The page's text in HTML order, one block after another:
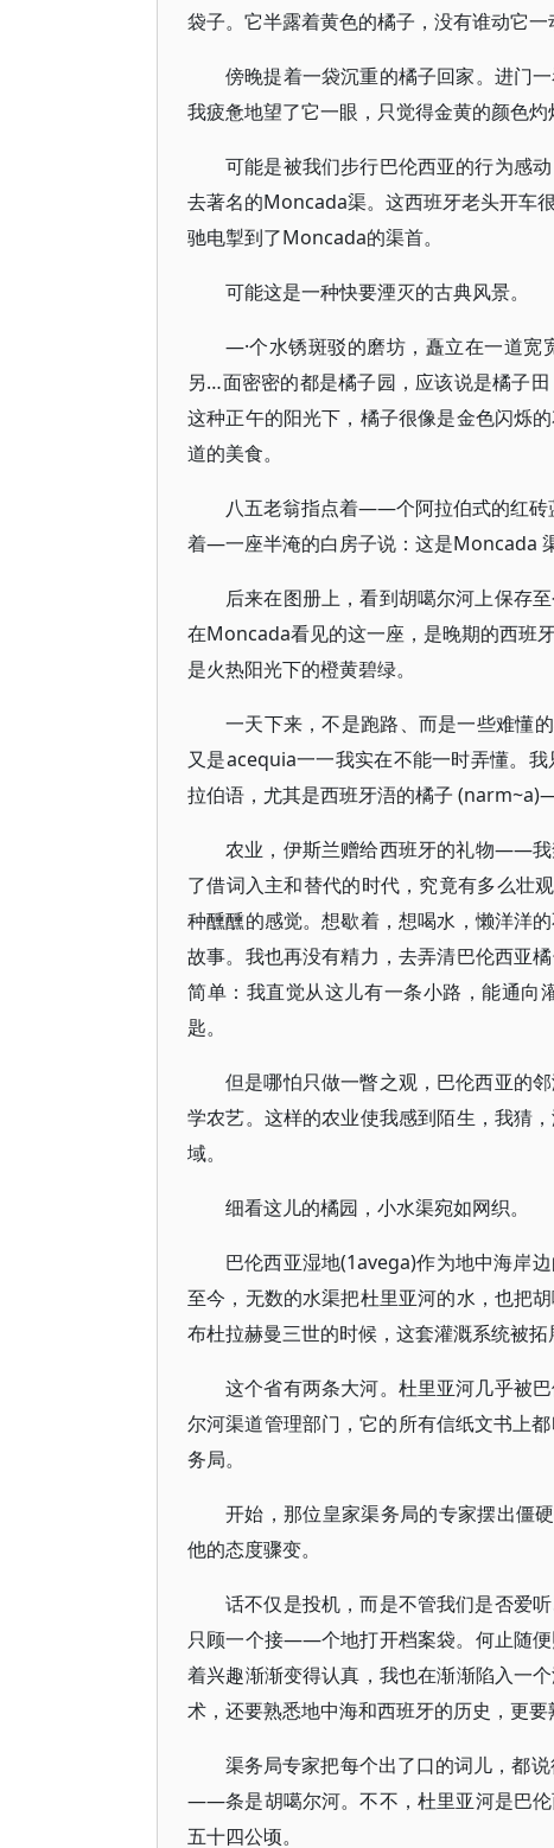
袋子。它半露着黄色的橘子，没有谁动它一
傍晚提着一袋沉重的橘子回家。进门
我疲惫地望了它一眼，只觉得金黄的颜色
可能是被我们步行巴伦西亚的行为感
去著名的Moncada渠。这西班牙老头开车
驰电掣到了Moncada的渠首。
可能这是一种快要湮灭的古典风景。
—·个水锈斑驳的磨坊，矗立在一道宽
另…面密密的都是橘子园，应该说是橘子
这种正午的阳光下，橘子很像是金色闪烁
道的美食。
八五老翁指点着——个阿拉伯式的红砖
着—一座半淹的白房子说：这是Moncada
后来在图册上，看到胡噶尔河上保存
在Moncada看见的这一座，是晚期的西班
是火热阳光下的橙黄碧绿。
一天下来，不是跑路、而是一些难懂
又是acequia一一我实在不能一时弄懂。
拉伯语，尤其是西班牙浯的橘子
农业，伊斯兰赠给西班牙的礼物——我
了借词入主和替代的时代，究竟有多么壮
种醺醺的感觉。想歇着，想喝水，懒洋洋
故事。我也再没有精力，去弄清巴伦西亚
简单：我直觉从这儿有一条小路，能通向
匙。
但是哪怕只做一瞥之观，巴伦西亚的
学农艺。这样的农业使我感到陌生，我猜
域。
细看这儿的橘园，小水渠宛如网织。
巴伦西亚湿地(1avega)作为地中海岸
至今，无数的水渠把杜里亚河的水，也把
布杜拉赫曼三世的时候，这套灌溉系统被拓
这个省有两条大河。杜里亚河几乎被
尔河渠道管理部门，它的所有信纸文书上
务局。
开始，那位皇家渠务局的专家摆出僵
他的态度骤变。
话不仅是投机，而是不管我们是否爱
只顾一个接——个地打开档案袋。何止随
着兴趣渐渐变得认真，我也在渐渐陷入一
术，还要熟悉地中海和西班牙的历史，更要
渠务局专家把每个出了口的词儿，都
——条是胡噶尔河。不不，杜里亚河是巴
五十四公顷。